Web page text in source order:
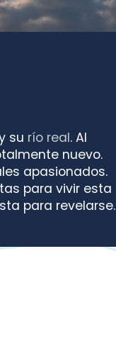
su río real. Al
nuevo.
apasionados.
para vivir esta
para revelarse.